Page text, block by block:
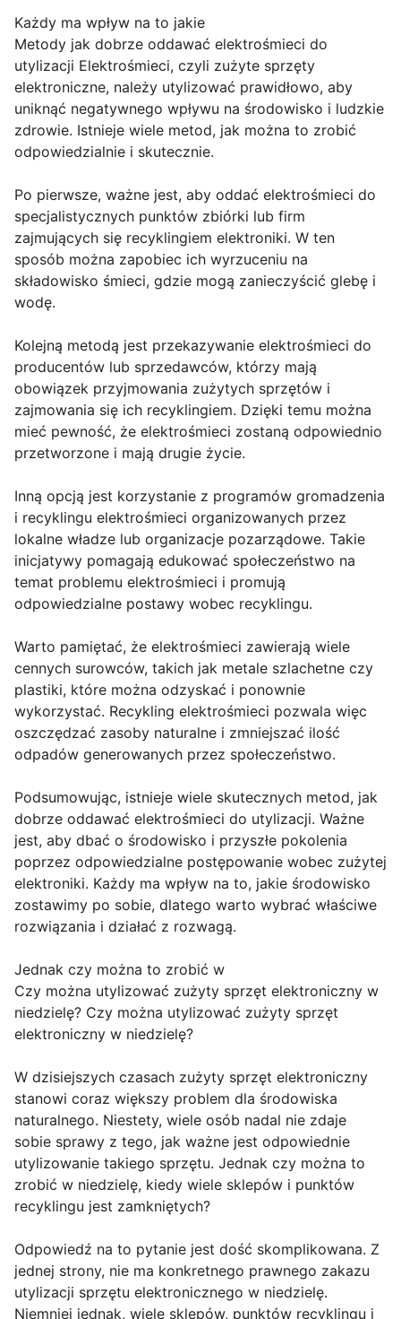
Każdy ma wpływ na to jakie
Metody jak dobrze oddawać elektrośmieci do
utylizacji Elektrośmieci, czyli zużyte sprzęty
elektroniczne, należy utylizować prawidłowo, aby
uniknąć negatywnego wpływu na środowisko i ludzkie
zdrowie. Istnieje wiele metod, jak można to zrobić
odpowiedzialnie i skutecznie.
Po pierwsze, ważne jest, aby oddać elektrośmieci do
specjalistycznych punktów zbiórki lub firm
zajmujących się recyklingiem elektroniki. W ten
sposób można zapobiec ich wyrzuceniu na
składowisko śmieci, gdzie mogą zanieczyścić glebę i
wodę.
Kolejną metodą jest przekazywanie elektrośmieci do
producentów lub sprzedawców, którzy mają
obowiązek przyjmowania zużytych sprzętów i
zajmowania się ich recyklingiem. Dzięki temu można
mieć pewność, że elektrośmieci zostaną odpowiednio
przetworzone i mają drugie życie.
Inną opcją jest korzystanie z programów gromadzenia
i recyklingu elektrośmieci organizowanych przez
lokalne władze lub organizacje pozarządowe. Takie
inicjatywy pomagają edukować społeczeństwo na
temat problemu elektrośmieci i promują
odpowiedzialne postawy wobec recyklingu.
Warto pamiętać, że elektrośmieci zawierają wiele
cennych surowców, takich jak metale szlachetne czy
plastiki, które można odzyskać i ponownie
wykorzystać. Recykling elektrośmieci pozwala więc
oszczędzać zasoby naturalne i zmniejszać ilość
odpadów generowanych przez społeczeństwo.
Podsumowując, istnieje wiele skutecznych metod, jak
dobrze oddawać elektrośmieci do utylizacji. Ważne
jest, aby dbać o środowisko i przyszłe pokolenia
poprzez odpowiedzialne postępowanie wobec zużytej
elektroniki. Każdy ma wpływ na to, jakie środowisko
zostawimy po sobie, dlatego warto wybrać właściwe
rozwiązania i działać z rozwagą.
Jednak czy można to zrobić w
Czy można utylizować zużyty sprzęt elektroniczny w
niedzielę? Czy można utylizować zużyty sprzęt
elektroniczny w niedzielę?
W dzisiejszych czasach zużyty sprzęt elektroniczny
stanowi coraz większy problem dla środowiska
naturalnego. Niestety, wiele osób nadal nie zdaje
sobie sprawy z tego, jak ważne jest odpowiednie
utylizowanie takiego sprzętu. Jednak czy można to
zrobić w niedzielę, kiedy wiele sklepów i punktów
recyklingu jest zamkniętych?
Odpowiedź na to pytanie jest dość skomplikowana. Z
jednej strony, nie ma konkretnego prawnego zakazu
utylizacji sprzętu elektronicznego w niedzielę.
Niemniej jednak, wiele sklepów, punktów recyklingu i